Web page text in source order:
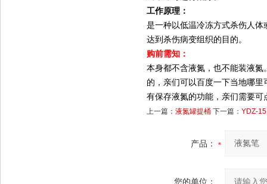
工作原理：
是一种以低温冷冻方式杀伤人
达到杀伤病变组织的目的。
购前需知：
本身都不含液氮，也不能装液
的，亲们可以百度一下当地哪
有保存液氮的功能，亲们需要
上一篇： 液氮罐提桶 下一篇： YDZ-15
产品：
您的单位：